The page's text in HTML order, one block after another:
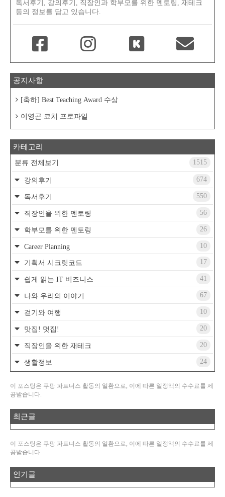
독서후기, 강의후기, 직장인과 학부모를 위한 멘토링, 재테크
등의 정보를 담고 있습니다.
공지사항
[축하] Best Teaching Award 수상
이영곤 코치 프로파일
카테고리
분류 전체보기 1515
강의후기 674
독서후기 550
직장인을 위한 멘토링 56
학부모를 위한 멘토링 26
Career Planning 10
기획서 시크릿코드 17
쉽게 읽는 IT 비즈니스 41
나와 우리의 이야기 67
걷기와 여행 10
맛집! 멋집! 20
직장인을 위한 재테크 20
생활정보 24
이 포스팅은 쿠팡 파트너스 활동의 일환으로, 이에 따른 일정액의 수수료를 제
공받습니다.
최근글
이 포스팅은 쿠팡 파트너스 활동의 일환으로, 이에 따른 일정액의 수수료를 제
공받습니다.
인기글